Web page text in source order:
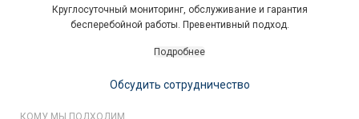
Круглосуточный мониторинг, обслуживание и гарантия
бесперебойной работы. Превентивный подход.
Подробнее
Обсудить сотрудничество
КОМУ МЫ ПОДХОДИМ